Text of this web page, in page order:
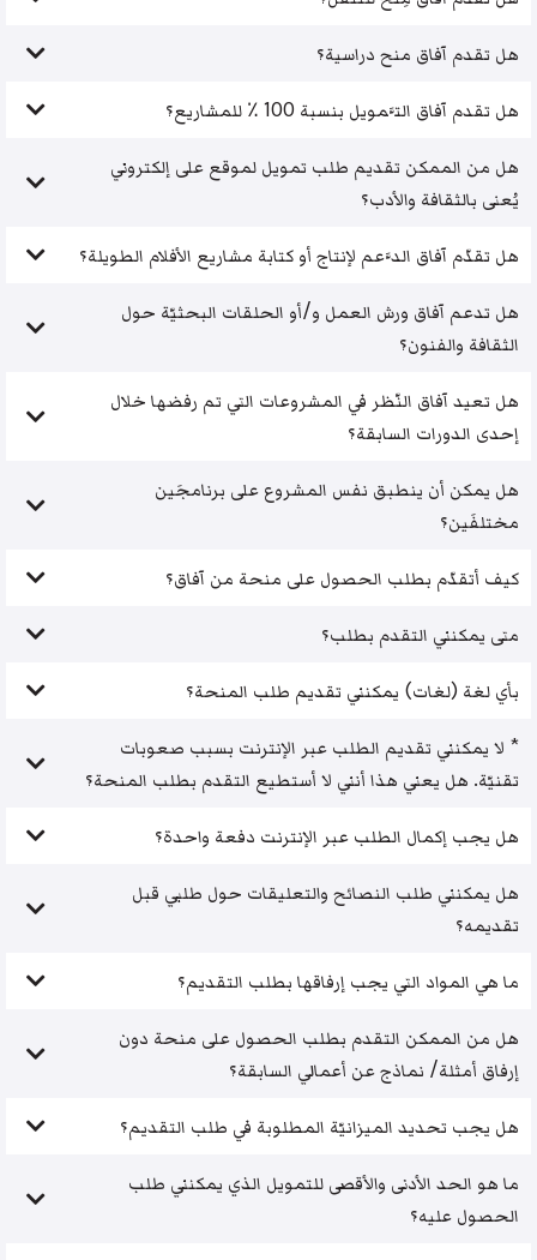
هل تقدم آفاق منح دراسية؟
هل تقدم آفاق التَّمويل بنسبة 100 ٪ للمشاريع؟
هل من الممكن تقديم طلب تمويل لموقع على إلكتروني
يُعنى بالثقافة والأدب؟
هل تقدّم آفاق الدَّعم لإنتاج أو كتابة مشاريع الأفلام الطويلة؟
هل تدعم آفاق ورش العمل و/أو الحلقات البحثيّة حول
الثقافة والفنون؟
هل تعيد آفاق النّظر في المشروعات التي تم رفضها خلال
إحدى الدورات السابقة؟
هل يمكن أن ينطبق نفس المشروع على برنامجَين
مختلفَين؟
كيف أتقدّم بطلب الحصول على منحة من آفاق؟
متى يمكنني التقدم بطلب؟
بأي لغة (لغات) يمكنني تقديم طلب المنحة؟
* لا يمكنني تقديم الطلب عبر الإنترنت بسبب صعوبات
تقنيّة. هل يعني هذا أنني لا أستطيع التقدم بطلب المنحة؟
هل يجب إكمال الطلب عبر الإنترنت دفعة واحدة؟
هل يمكنني طلب النصائح والتعليقات حول طلبي قبل
تقديمه؟
ما هي المواد التي يجب إرفاقها بطلب التقديم؟
هل من الممكن التقدم بطلب الحصول على منحة دون
إرفاق أمثلة/ نماذج عن أعمالي السابقة؟
هل يجب تحديد الميزانيّة المطلوبة في طلب التقديم؟
ما هو الحد الأدنى والأقصى للتمويل الذي يمكنني طلب
الحصول عليه؟